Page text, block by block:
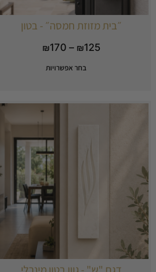
״בית מזוזת חמסה״ - בטון
₪125
–
₪170
בחר אפשרויות